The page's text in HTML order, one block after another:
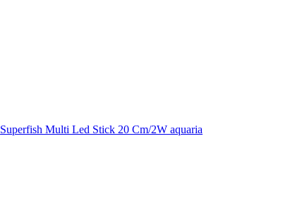
Superfish Multi Led Stick 20 Cm/2W aquaria